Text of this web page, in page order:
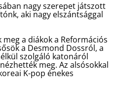
nagy szerepet játszott
aki nagy elszántsággal
a diákok a Reformációs
a Desmond Dossról, a
szolgáló katonáról
meg. Az alsósokkal
K-pop énekes